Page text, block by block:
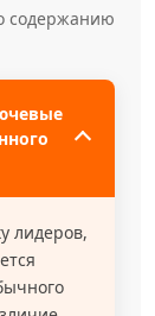
содержанию
лидеров,